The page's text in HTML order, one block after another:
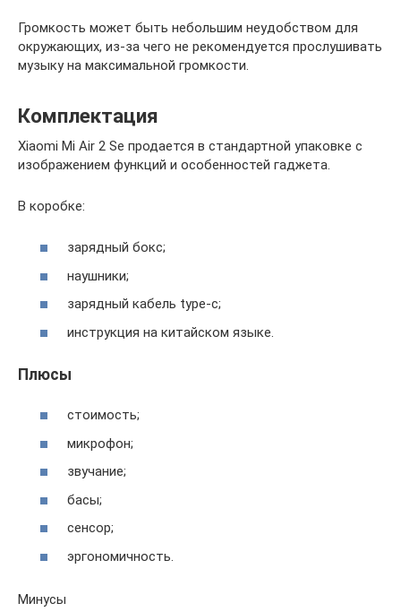
Громкость может быть небольшим неудобством для
окружающих, из-за чего не рекомендуется прослушивать
музыку на максимальной громкости.
Комплектация
Xiaomi Mi Air 2 Se продается в стандартной упаковке с
изображением функций и особенностей гаджета.
В коробке:
зарядный бокс;
наушники;
зарядный кабель type-c;
инструкция на китайском языке.
Плюсы
стоимость;
микрофон;
звучание;
басы;
сенсор;
эргономичность.
Минусы